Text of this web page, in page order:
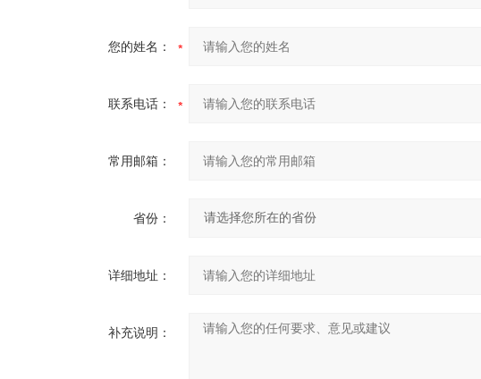
您的姓名：
联系电话：
常用邮箱：
省份：
详细地址：
补充说明：